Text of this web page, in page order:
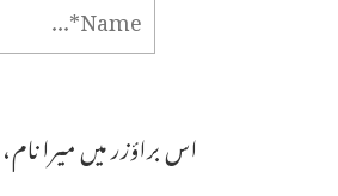
اس براؤزر میں میرا